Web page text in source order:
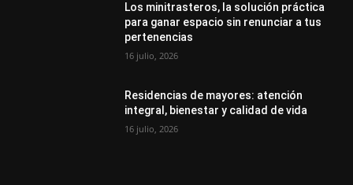
Los minitrasteros, la solución práctica
para ganar espacio sin renunciar a tus
pertenencias
16 julio, 2026
Residencias de mayores: atención
integral, bienestar y calidad de vida
16 julio, 2026